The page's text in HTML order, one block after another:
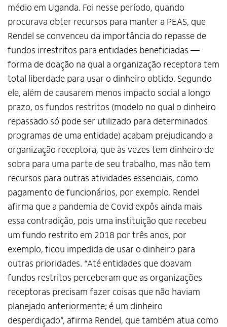
médio em Uganda. Foi nesse período, quando
procurava obter recursos para manter a PEAS, que
Rendel se convenceu da importância do repasse de
fundos irrestritos para entidades beneficiadas —
forma de doação na qual a organização receptora tem
total liberdade para usar o dinheiro obtido. Segundo
ele, além de causarem menos impacto social a longo
prazo, os fundos restritos (modelo no qual o dinheiro
repassado só pode ser utilizado para determinados
programas de uma entidade) acabam prejudicando a
organização receptora, que às vezes tem dinheiro de
sobra para uma parte de seu trabalho, mas não tem
recursos para outras atividades essenciais, como
pagamento de funcionários, por exemplo. Rendel
afirma que a pandemia de Covid expôs ainda mais
essa contradição, pois uma instituição que recebeu
um fundo restrito em 2018 por três anos, por
exemplo, ficou impedida de usar o dinheiro para
outras prioridades. “Até entidades que doavam
fundos restritos perceberam que as organizações
receptoras precisam fazer coisas que não haviam
planejado anteriormente; é um dinheiro
desperdiçado”, afirma Rendel, que também atua como